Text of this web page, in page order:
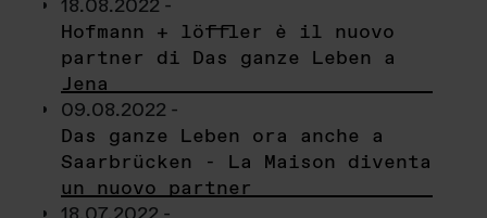
18.08.2022 -
Hofmann + löffler è il nuovo
partner di Das ganze Leben a
Jena
09.08.2022 -
Das ganze Leben ora anche a
Saarbrücken - La Maison diventa
un nuovo partner